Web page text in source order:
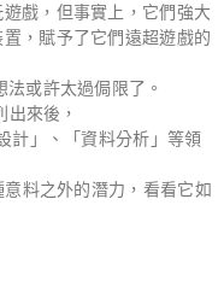
戲，但事實上，它們強大
，賦予了它們遠超遊戲的
法或許太過侷限了。
來後，
計」、「資料分析」等領
料之外的潛力，看看它如